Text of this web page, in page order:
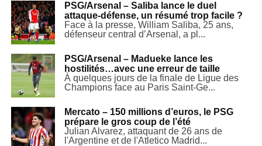
PSG/Arsenal – Saliba lance le duel
attaque-défense, un résumé trop facile ?
Face à la presse, William Saliba, 25 ans,
défenseur central d’Arsenal, a pl...
PSG/Arsenal – Madueke lance les
hostilités…avec une erreur de taille
À quelques jours de la finale de Ligue des
Champions face au Paris Saint-Ge...
Mercato – 150 millions d’euros, le PSG
prépare le gros coup de l’été
Julian Alvarez, attaquant de 26 ans de
l'Argentine et de l'Atletico Madrid...